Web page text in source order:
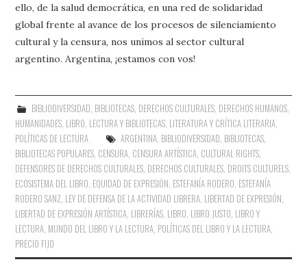
ello, de la salud democrática, en una red de solidaridad
global frente al avance de los procesos de silenciamiento
cultural y la censura, nos unimos al sector cultural
argentino. Argentina, ¡estamos con vos!
BIBLIODIVERSIDAD BIBLIOTECAS, DERECHOS CULTURALES, DERECHOS HUMANOS,
HUMANIDADES LIBRO, LECTURA Y BIBLIOTECAS LITERATURA Y CRÍTICA LITERARIA
POLÍTICAS DE LECTURA
ARGENTINA, BIBLIODIVERSIDAD BIBLIOTECAS,
BIBLIOTECAS POPULARES CENSURA CENSURA ARTÍSTICA CULTURAL RIGHTS
DEFENSORES DE DERECHOS CULTURALES DERECHOS CULTURALES DROITS CULTURELS
ECOSISTEMA DEL LIBRO EQUIDAD DE EXPRESIÓN ESTEFANÍA RODERO ESTEFANÍA
RODERO SANZ LEY DE DEFENSA DE LA ACTIVIDAD LIBRERA LIBERTAD DE EXPRESIÓN
LIBERTAD DE EXPRESIÓN ARTÍSTICA LIBRERÍAS LIBRO LIBRO JUSTO LIBRO Y
LECTURA MUNDO DEL LIBRO Y LA LECTURA POLÍTICAS DEL LIBRO Y LA LECTURA
PRECIO FIJO